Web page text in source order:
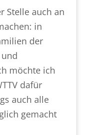
Stelle auch an
in
der
möchte ich
dafür
auch alle
gemacht